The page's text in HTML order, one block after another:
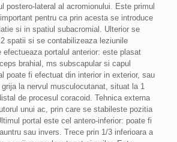
postero-lateral al acromionului. Este primul
pentru ca prin acesta se introduce
si in spatiul subacromial. Ulterior se
spatii si se contabilizeaza leziunile
efectueaza portalul anterior: este plasat
brahial, ms subscapular si capul
poate fi efectuat din interior in exterior, sau
la nervul musculocutanat, situat la 1
de procesul coracoid. Tehnica externa
unui ac, prin care se stabileste pozitia
portal este cel antero-inferior: poate fi
sau invers. Trece prin 1/3 inferioara a